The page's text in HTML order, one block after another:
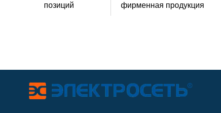
позиций
фирменная продукция